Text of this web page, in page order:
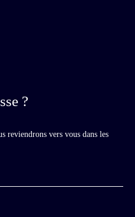
?
vers vous dans les